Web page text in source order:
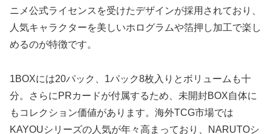
ニメ公式ライセンスを受けたデザインが採用されており、
人気キャラクターを美しいホログラムや箔押し加工で楽し
めるのが特徴です。
1BOXには20パック、1パック8枚入りとボリュームも十
分。さらにPRカードが付属するため、未開封BOX自体に
もコレクション価値があります。海外TCG市場では
KAYOUシリーズの人気が年々高まっており、NARUTOシ